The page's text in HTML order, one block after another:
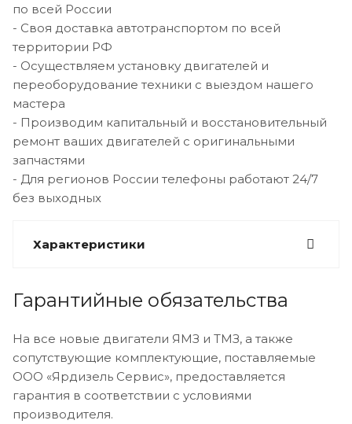
по всей России
- Своя доставка автотранспортом по всей
территории РФ
- Осуществляем установку двигателей и
переоборудование техники с выездом нашего
мастера
- Производим капитальный и восстановительный
ремонт ваших двигателей с оригинальными
запчастями
- Для регионов России телефоны работают 24/7
без выходных
Характеристики
Гарантийные обязательства
На все новые двигатели ЯМЗ и ТМЗ, а также
сопутствующие комплектующие, поставляемые
ООО «Ярдизель Сервис», предоставляется
гарантия в соответствии с условиями
производителя.